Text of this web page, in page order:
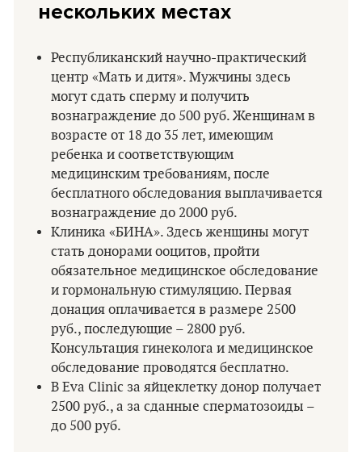
нескольких местах
Республиканский научно-практический
центр «Мать и дитя». Мужчины здесь
могут сдать сперму и получить
вознаграждение до 500 руб. Женщинам в
возрасте от 18 до 35 лет, имеющим
ребенка и соответствующим
медицинским требованиям, после
бесплатного обследования выплачивается
вознаграждение до 2000 руб.
Клиника «БИНА». Здесь женщины могут
стать донорами ооцитов, пройти
обязательное медицинское обследование
и гормональную стимуляцию. Первая
донация оплачивается в размере 2500
руб., последующие – 2800 руб.
Консультация гинеколога и медицинское
обследование проводятся бесплатно.
В Eva Clinic за яйцеклетку донор получает
2500 руб., а за сданные сперматозоиды –
до 500 руб.